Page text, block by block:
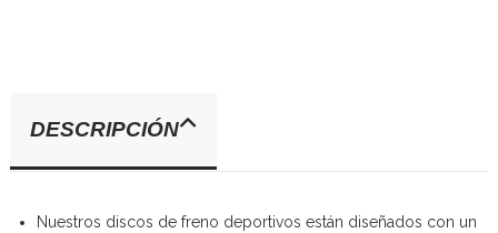
DESCRIPCIÓN
Nuestros discos de freno deportivos están diseñados con un